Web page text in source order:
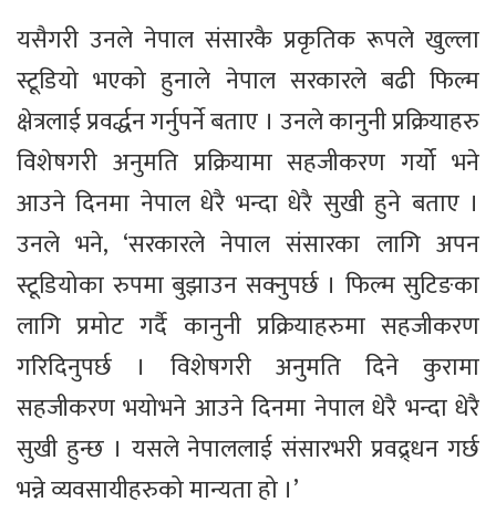
यसैगरी उनले नेपाल संसारकै प्रकृतिक रूपले खुल्ला
स्टूडियो भएको हुनाले नेपाल सरकारले बढी फिल्म
क्षेत्रलाई प्रवर्द्धन गर्नुपर्ने बताए । उनले कानुनी प्रक्रियाहरु
विशेषगरी अनुमति प्रक्रियामा सहजीकरण गर्यो भने
आउने दिनमा नेपाल धेरै भन्दा धेरै सुखी हुने बताए ।
उनले भने, ‘सरकारले नेपाल संसारका लागि अपन
स्टूडियोका रुपमा बुझाउन सक्नुपर्छ । फिल्म सुटिङका
लागि प्रमोट गर्दै कानुनी प्रक्रियाहरुमा सहजीकरण
गरिदिनुपर्छ । विशेषगरी अनुमति दिने कुरामा
सहजीकरण भयोभने आउने दिनमा नेपाल धेरै भन्दा धेरै
सुखी हुन्छ । यसले नेपाललाई संसारभरी प्रवद्र्धन गर्छ
भन्ने व्यवसायीहरुको मान्यता हो ।’